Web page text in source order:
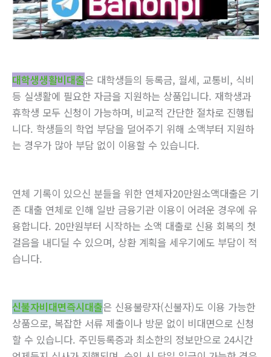
대학생생활비대출은 대학생들의 등록금, 월세, 교통비, 식비
등 실생활에 필요한 자금을 지원하는 상품입니다. 재학생과
휴학생 모두 신청이 가능하며, 비교적 간단한 절차로 진행됩
니다. 학생들의 학업 부담을 덜어주기 위해 소액부터 지원하
는 경우가 많아 부담 없이 이용할 수 있습니다.
연체 기록이 있으신 분들을 위한 연체자20만원소액대출은 기
존 대출 연체로 인해 일반 금융기관 이용이 어려운 경우에 유
용합니다. 20만원부터 시작하는 소액 대출로 신용 회복의 첫
걸음을 내디딜 수 있으며, 상환 계획을 세우기에도 부담이 적
습니다.
신불자비대면즉시대출은 신용불량자(신불자)도 이용 가능한
상품으로, 복잡한 서류 제출이나 방문 없이 비대면으로 신청
할 수 있습니다. 주민등록증과 최소한의 정보만으로 24시간